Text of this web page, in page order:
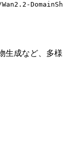
成など、多